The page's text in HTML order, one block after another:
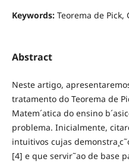
Keywords: Teorema de Pick,
Abstract
Neste artigo,
tratamento do Teorema de
Matem´atica do ensino
problema. Inicialmente,
intuitivos cujas
[4] e que servir˜ao de base